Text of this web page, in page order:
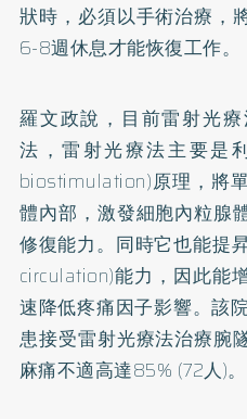
狀時，必須以手術治療，
6-8週休息才能恢復工作。
羅文政說，目前雷射光
法，雷射光療法主要是
biostimulation)原理，將
體內部，激發細胞內粒腺
修復能力。同時它也能提
circulation)能力，因此能
速降低疼痛因子影響。該
患接受雷射光療法治療腕
麻痛不適高達85% (72人)。